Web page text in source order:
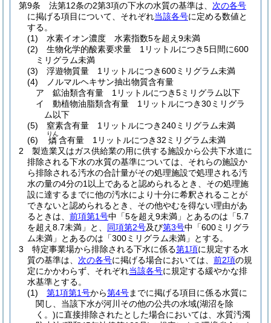
第9条
法第12条の2第3項の下水の水質の基準は、 次の各号
に掲げる項目について、それぞれ当該各号に定める数値と
する。
(1)
水素イオン濃度 水素指数5を超え9未満
(2)
生物化学的酸素要求量 1リットルにつき5日間に600
ミリグラム未満
(3)
浮遊物質量 1リットルにつき600ミリグラム未満
(4)
ノルマルヘキサン抽出物質含有量
ア
鉱油類含有量 1リットルにつき5ミリグラム以下
イ
動植物油脂類含有量 1リットルにつき30ミリグラ
ム以下
(5)
窒素含有量 1リットルにつき240ミリグラム未満
(6)
燐
りん
含有量 1リットルにつき32ミリグラム未満
2
製造業又はガス供給業の用に供する施設から公共下水道に
排除される下水の水質の基準については、それらの施設か
ら排除される汚水の合計量がその処理施設で処理される汚
水の量の4分の1以上であると認められるとき、その処理施
設に達するまでに他の汚水により十分に希釈されることが
できないと認められるとき、その他やむを得ない理由があ
るときは、 前項第1号中「5を超え9未満」とあるのは「5.7
を超え8.7未満」と、 同項第2号及び第3号中「600ミリグラ
ム未満」とあるのは「300ミリグラム未満」とする。
3
特定事業場から排除される下水に係る第1項に規定する水
質の基準は、 次の各号に掲げる場合においては、 前2項の規
定にかかわらず、それぞれ当該各号に規定する緩やかな排
水基準とする。
(1)
第1項第1号から第4号までに掲げる項目に係る水質に
関し、当該下水が河川その他の公共の水域(湖沼を除
く。)に直接排除されたとした場合においては、水質汚濁